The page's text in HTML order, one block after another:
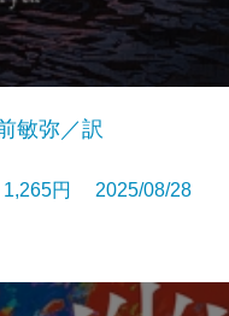
敏弥／訳
円 2025/08/28